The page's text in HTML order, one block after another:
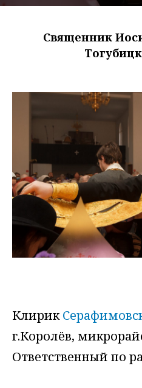
Священник
Клирик
г.Королёв,
Ответственный по